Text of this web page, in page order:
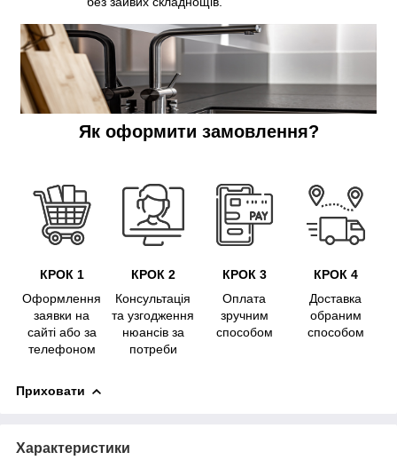
Як оформити замовлення?
КРОК 1
Оформлення
заявки на
сайті або за
телефоном
КРОК 2
Консультація
та узгодження
нюансів за
потреби
КРОК 3
Оплата
зручним
способом
КРОК 4
Доставка
обраним
способом
Приховати
Характеристики